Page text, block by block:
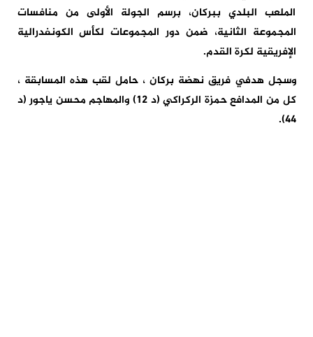
الملعب البلدي ببركان، برسم الجولة الأولى من منافسات
المجموعة الثانية، ضمن دور المجموعات لكأس الكونفدرالية
الإفريقية لكرة القدم.
وسجل هدفي فريق نهضة بركان ، حامل لقب هذه المسابقة ،
كل من المدافع حمزة الركراكي (د 12) والمهاجم محسن ياجور (د
44).